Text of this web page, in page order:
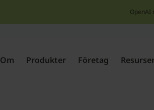
OpenAI
Om Produkter Företag